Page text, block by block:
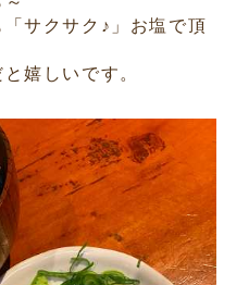
サクサク♪」お塩で頂
嬉しいです。